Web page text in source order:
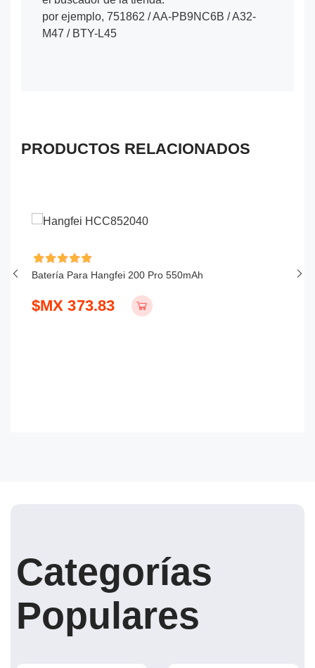
por ejemplo, 751862 / AA-PB9NC6B / A32-
M47 / BTY-L45
PRODUCTOS RELACIONADOS
Batería Para Hangfei 200 Pro 550mAh
$MX 373.83
Categorías
Populares